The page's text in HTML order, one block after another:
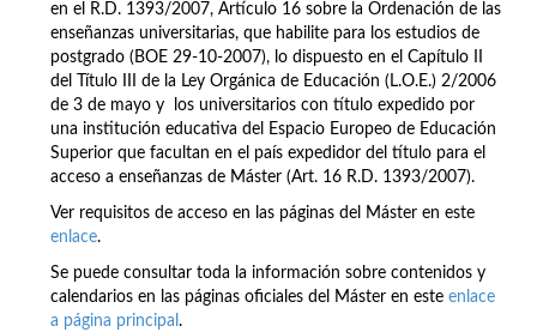
en el R.D. 1393/2007, Artículo 16 sobre la Ordenación de las
enseñanzas universitarias, que habilite para los estudios de
postgrado (BOE 29-10-2007), lo dispuesto en el Capítulo II
del Título III de la Ley Orgánica de Educación (L.O.E.) 2/2006
de 3 de mayo y los universitarios con título expedido por
una institución educativa del Espacio Europeo de Educación
Superior que facultan en el país expedidor del título para el
acceso a enseñanzas de Máster (Art. 16 R.D. 1393/2007).
Ver requisitos de acceso en las páginas del Máster en este
enlace.
Se puede consultar toda la información sobre contenidos y
calendarios en las páginas oficiales del Máster en este enlace
a página principal .